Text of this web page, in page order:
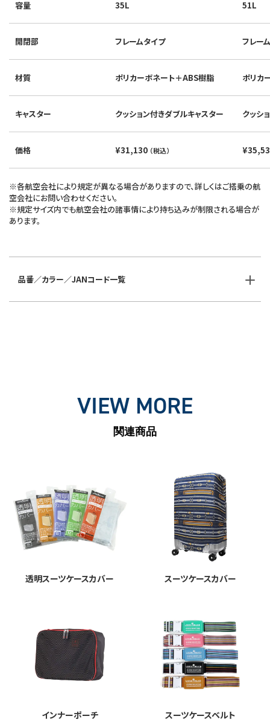
容量 35L 51L
開閉部 フレームタイプ フレー
材質 ポリカーボネート＋ABS樹脂 ポリカ
キャスター クッション付きダブルキャスター クッシ
価格 ¥31,130 （税込）
※各航空会社により規定が異なる場合がありますので、詳しくはご搭乗の航
空会社にお問い合わせください。
※規定サイズ内でも航空会社の諸事情により持ち込みが制限される場合が
あります。
品番／カラー／JANコード一覧
VIEW MORE
関連商品
透明スーツケースカバー スーツケースカバー
インナーポーチ スーツケースベルト